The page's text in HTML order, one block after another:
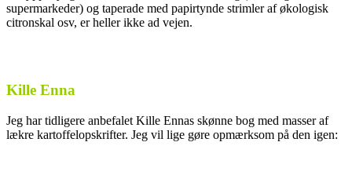
supermarkeder) og taperade med papirtynde strimler af økologisk
citronskal osv, er heller ikke ad vejen.
Kille Enna
Jeg har tidligere anbefalet Kille Ennas skønne bog med masser af
lækre kartoffelopskrifter. Jeg vil lige gøre opmærksom på den igen: